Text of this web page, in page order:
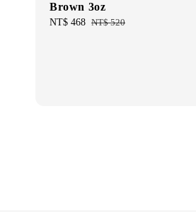
Brown 3oz
Sale
NT$ 468 Regular
NT$ 520